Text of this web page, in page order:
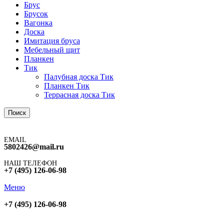
Брус
Брусок
Вагонка
Доска
Имитация бруса
Мебельный щит
Планкен
Тик
Палубная доска Тик
Планкен Тик
Террасная доска Тик
Поиск
EMAIL
5802426@mail.ru
НАШ ТЕЛЕФОН
+7 (495) 126-06-98
Меню
+7 (495) 126-06-98